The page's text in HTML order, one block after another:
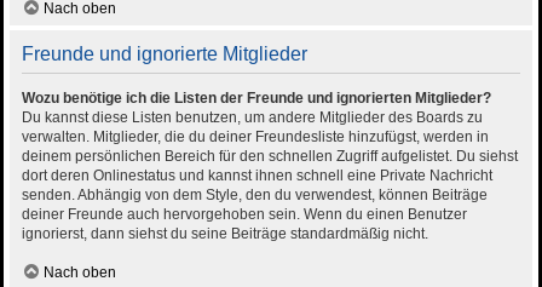
Nach oben
Freunde und ignorierte Mitglieder
Wozu benötige ich die Listen der Freunde und ignorierten Mitglieder?
Du kannst diese Listen benutzen, um andere Mitglieder des Boards zu
verwalten. Mitglieder, die du deiner Freundesliste hinzufügst, werden in
deinem persönlichen Bereich für den schnellen Zugriff aufgelistet. Du siehst
dort deren Onlinestatus und kannst ihnen schnell eine Private Nachricht
senden. Abhängig von dem Style, den du verwendest, können Beiträge
deiner Freunde auch hervorgehoben sein. Wenn du einen Benutzer
ignorierst, dann siehst du seine Beiträge standardmäßig nicht.
Nach oben